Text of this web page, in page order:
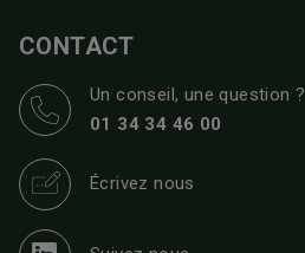
CONTACT
Un conseil, une question ?
01 34 34 46 00
Écrivez nous